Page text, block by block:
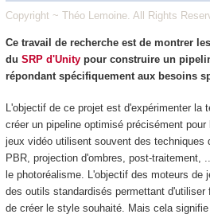
Copyright ~ Théo Lemoine. All Rights
Ce travail de recherche est de montrer
du SRP d'Unitypour construire un
répondant spécifiquement aux besoins
L'objectif de ce projet est d'expérimenter la
créer un pipeline optimisé précisément
jeux vidéo utilisent souvent des techniques
PBR, projection d'ombres, post-traitement,
le photoréalisme. L'objectif des moteurs de
des outils standardisés permettant
de créer le style souhaité. Mais cela